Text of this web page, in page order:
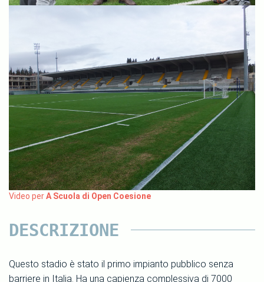
Video perA Scuola di Open Coesione
DESCRIZIONE
Questo stadio è stato il primo impianto pubblico senza
barriere in Italia. Ha una capienza complessiva di 7000